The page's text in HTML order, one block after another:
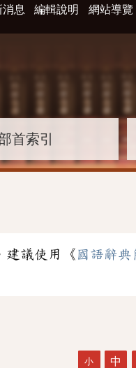
息 編輯說明 網站導覽
首索引
建議使用《 國語辭典
小 中